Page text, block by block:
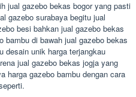
jual gazebo bekas bogor yang pasti
gazebo surabaya begitu jual
besi bahkan jual gazebo bekas
bambu di bawah jual gazebo bekas
desain unik harga terjangkau
jual gazebo bekas jogja yang
harga gazebo bambu dengan cara